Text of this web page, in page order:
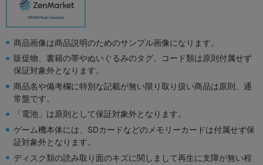
商品画像は商品説明のためのサンプル画像になります。
販促物、書籍の帯やぬいぐるみのタグ、コード類は原則付属せず
保証対象外となります。
商品名や備考欄に特別な記載が無い限り取り扱い商品は原則、通
常盤です。
「電池」は原則として保証対象外となります。
ゲーム機本体には、SDカードなどのメモリーカードは付属せず保
証対象外となります。
ディスク類の読み取り面のキズに関しまして再生に支障が無い程